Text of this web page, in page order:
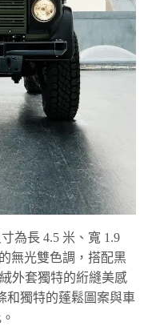
寸為長 4.5 米、寬 1.9
無光雙色調，搭配黑
外套獨特的絎縫美感
和獨特的蓬鬆圖案與車